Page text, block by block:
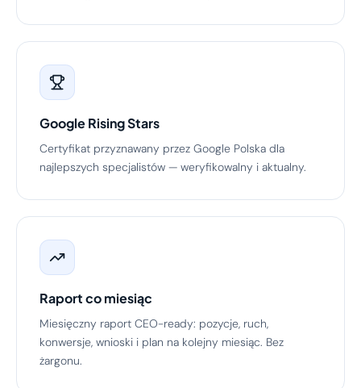
Google Rising Stars
Certyfikat przyznawany przez Google Polska dla
najlepszych specjalistów — weryfikowalny i aktualny.
Raport co miesiąc
Miesięczny raport CEO-ready: pozycje, ruch,
konwersje, wnioski i plan na kolejny miesiąc. Bez
żargonu.